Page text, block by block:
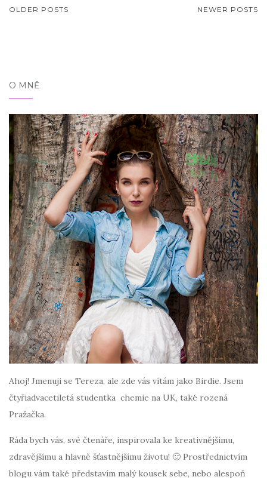
PŘÍSPĚVKY
OLDER POSTS NEWER POSTS
O MNĚ
Ahoj! Jmenuji se Tereza, ale zde vás vítám jako Birdie. Jsem
čtyřiadvacetiletá studentka chemie na UK, také rozená
Pražačka.
Ráda bych vás, své čtenáře, inspirovala ke kreativnějšímu,
zdravějšímu a hlavně šťastnějšímu životu! 🙂 Prostřednictvím
blogu vám také představím malý kousek sebe, nebo alespoň